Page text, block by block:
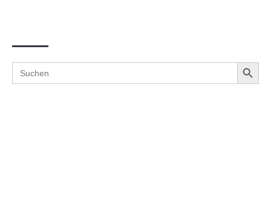
Search
for:
Search Button